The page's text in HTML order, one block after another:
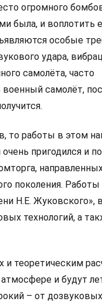
огромного
была, и воплотить
особые
удара,
самолёта, часто
самолёт,
то работы в этом
пригодился и
поколения. Работы
Н.Е. Жуковского»,
технологий, а
и теоретическим
и будут
– от